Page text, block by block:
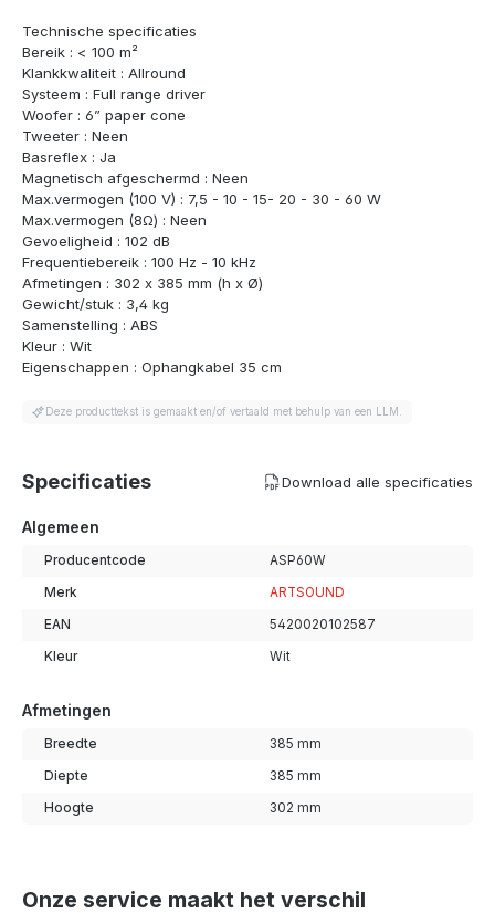
Technische specificaties
Bereik : < 100 m²
Klankkwaliteit : Allround
Systeem : Full range driver
Woofer : 6” paper cone
Tweeter : Neen
Basreflex : Ja
Magnetisch afgeschermd : Neen
Max.vermogen (100 V) : 7,5 - 10 - 15- 20 - 30 - 60 W
Max.vermogen (8Ω) : Neen
Gevoeligheid : 102 dB
Frequentiebereik : 100 Hz - 10 kHz
Afmetingen : 302 x 385 mm (h x Ø)
Gewicht/stuk : 3,4 kg
Samenstelling : ABS
Kleur : Wit
Eigenschappen : Ophangkabel 35 cm
Deze producttekst is gemaakt en/of vertaald met behulp van een LLM.
Specificaties Download alle specificaties
Algemeen
Producentcode ASP60W
Merk ARTSOUND
EAN 5420020102587
Kleur Wit
Afmetingen
Breedte 385 mm
Diepte 385 mm
Hoogte 302 mm
Onze service maakt het verschil